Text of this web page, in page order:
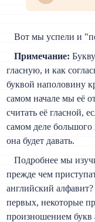
Вот мы успели и
Примечание: Букву
гласную, и как
буквой наполовину
самом начале мы её
считать её гласной,
самом деле большого
она будет давать.
Подробнее мы
прежде чем
английский
первых, некоторые
произношением букв